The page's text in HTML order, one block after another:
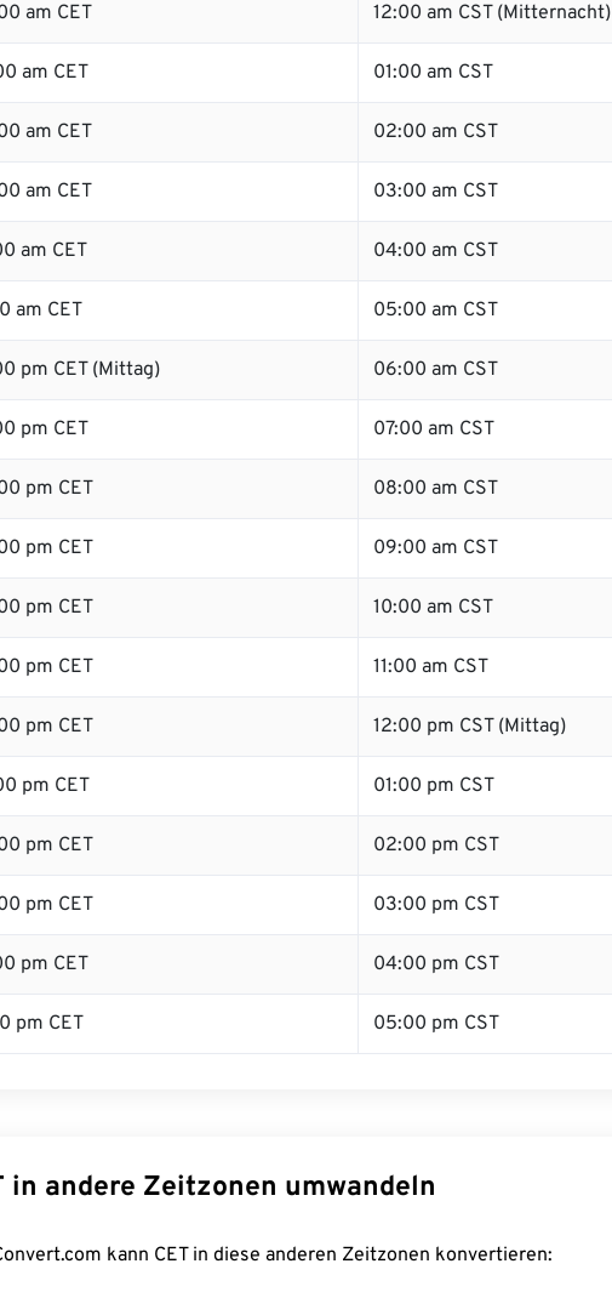
am CET 12:00 am CST (Mitternacht)
am CET 01:00 am CST
am CET 02:00 am CST
am CET 03:00 am CST
am CET 04:00 am CST
am CET 05:00 am CST
pm CET (Mittag) 06:00 am CST
pm CET 07:00 am CST
pm CET 08:00 am CST
pm CET 09:00 am CST
pm CET 10:00 am CST
pm CET 11:00 am CST
pm CET 12:00 pm CST (Mittag)
pm CET 01:00 pm CST
pm CET 02:00 pm CST
pm CET 03:00 pm CST
pm CET 04:00 pm CST
pm CET 05:00 pm CST
in andere Zeitzonen umwandeln
kann CET in diese anderen Zeitzonen konvertieren: